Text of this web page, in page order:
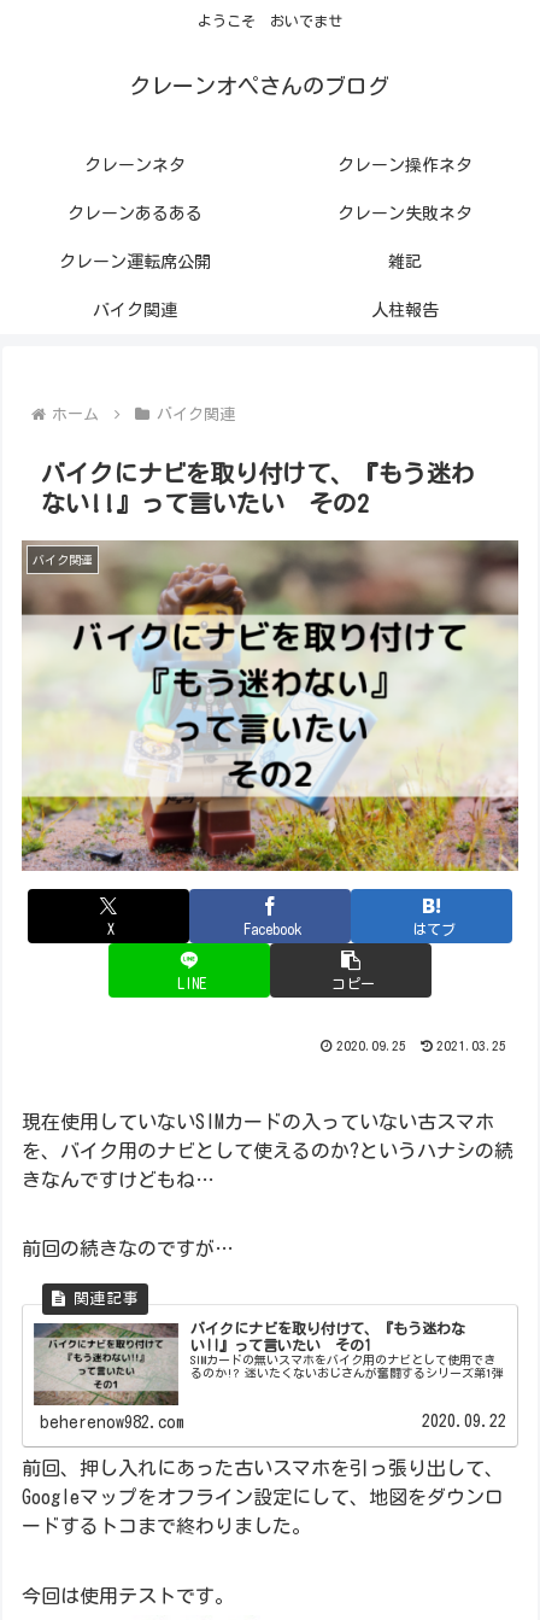
ようこそ おいでませ
クレーンオペさんのブログ
クレーンネタ クレーン操作ネタ
クレーンあるある クレーン失敗ネタ
クレーン運転席公開 雑記
バイク関連 人柱報告
ホーム バイク関連
バイクにナビを取り付けて、『もう迷わ
ない!!』って言いたい その2
バイク関連
X Facebook はてブ
LINE コピー
2020.09.25 2021.03.25
現在使用していないSIMカードの入っていない古スマホ
を、バイク用のナビとして使えるのか?というハナシの続
きなんですけどもね…
前回の続きなのですが…
バイクにナビを取り付けて、『もう迷わな
い!!』って言いたい その1
SIMカードの無いスマホをバイク用のナビとして使用でき
るのか!? 迷いたくないおじさんが奮闘するシリーズ第1弾
beherenow982.com 2020.09.22
前回、押し入れにあった古いスマホを引っ張り出して、
Googleマップをオフライン設定にして、地図をダウンロ
ードするトコまで終わりました。
今回は使用テストです。